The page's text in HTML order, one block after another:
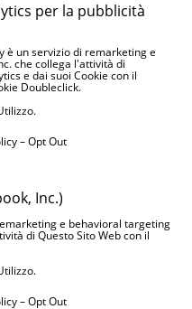
per la pubblicità
è un servizio di remarketing e
che collega l'attività di
e dai suoi Cookie con il
Doubleclick.
–Opt Out
Inc.)
e behavioral targeting
di Questo Sito Web con il
–Opt Out